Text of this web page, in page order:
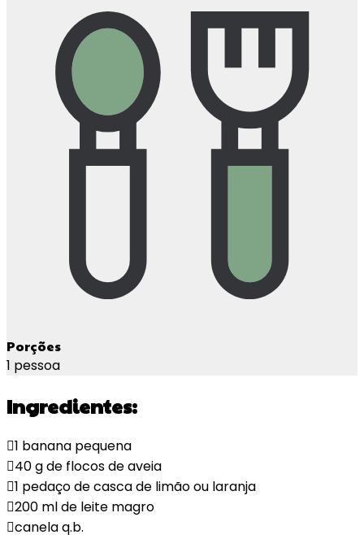
Porções
1 pessoa
Ingredientes:
1 banana pequena
40 g de flocos de aveia
1 pedaço de casca de limão ou laranja
200 ml de leite magro
canela q.b.